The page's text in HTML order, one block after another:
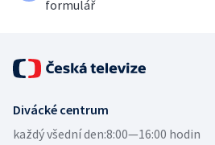
formulář
Divácké centrum
každý všední den:8:00—16:00 hodin